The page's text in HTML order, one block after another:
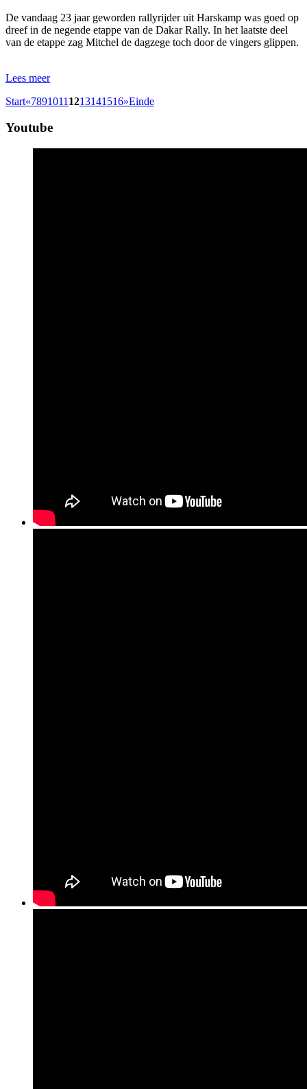
De vandaag 23 jaar geworden rallyrijder uit Harskamp was goed op
dreef in de negende etappe van de Dakar Rally. In het laatste deel
van de etappe zag Mitchel de dagzege toch door de vingers glippen.
Lees meer
Start«7891011 1213141516»Einde
Youtube